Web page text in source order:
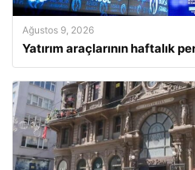
Ağustos 9, 2026
Yatırım araçlarının haftalık